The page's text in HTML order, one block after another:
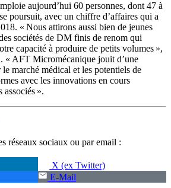
aujourd’hui 60 personnes, dont 47 à
poursuit, avec un chiffre d’affaires qui a
« Nous attirons aussi bien de jeunes
sociétés de DM finis de renom qui
capacité à produire de petits volumes »,
« AFT Micromécanique jouit d’une
marché médical et les potentiels de
avec les innovations en cours
associés ».
réseaux sociaux ou par email :
X (ex Twitter)
E-Mail